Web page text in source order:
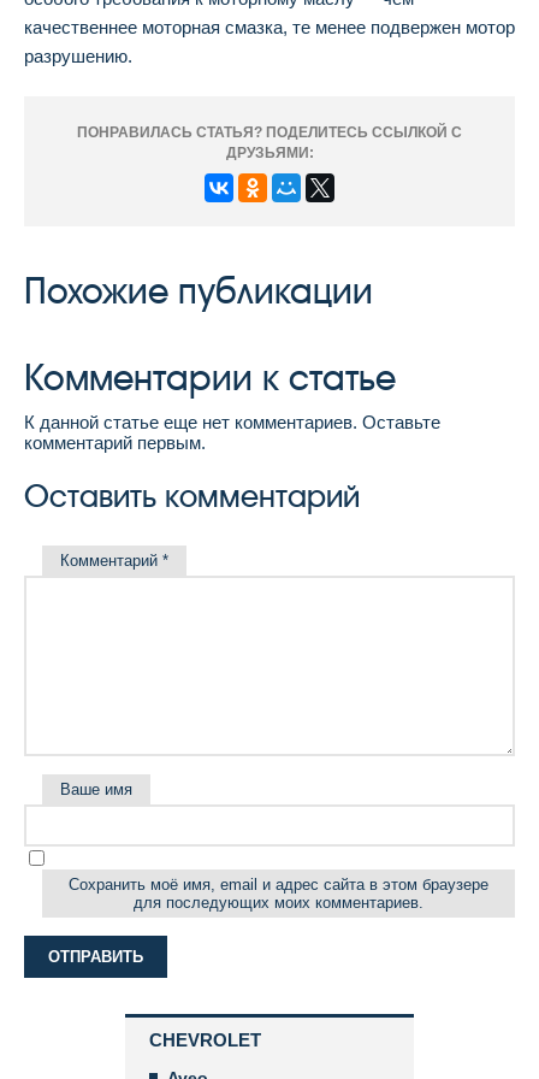
качественнее моторная смазка, те менее подвержен мотор
разрушению.
ПОНРАВИЛАСЬ СТАТЬЯ? ПОДЕЛИТЕСЬ ССЫЛКОЙ С
ДРУЗЬЯМИ:
Похожие публикации
Комментарии к статье
К данной статье еще нет комментариев. Оставьте
комментарий первым.
Оставить комментарий
Комментарий *
Ваше имя
Сохранить моё имя, email и адрес сайта в этом браузере
для последующих моих комментариев.
CHEVROLET